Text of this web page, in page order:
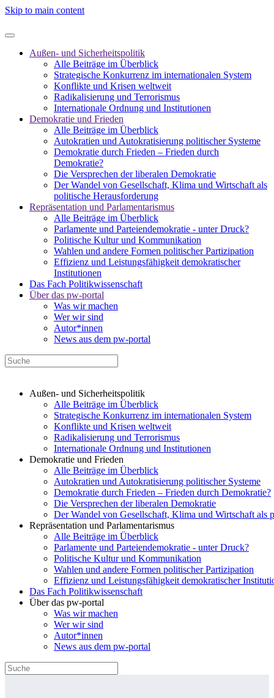
Skip to main content
Außen- und Sicherheitspolitik
Alle Beiträge im Überblick
Strategische Konkurrenz im internationalen System
Konflikte und Krisen weltweit
Radikalisierung und Terrorismus
Internationale Ordnung und Institutionen
Demokratie und Frieden
Alle Beiträge im Überblick
Autokratien und Autokratisierung politischer Systeme
Demokratie durch Frieden – Frieden durch
Demokratie?
Die Versprechen der liberalen Demokratie
Der Wandel von Gesellschaft, Klima und Wirtschaft als
politische Herausforderung
Repräsentation und Parlamentarismus
Alle Beiträge im Überblick
Parlamente und Parteiendemokratie - unter Druck?
Politische Kultur und Kommunikation
Wahlen und andere Formen politischer Partizipation
Effizienz und Leistungsfähigkeit demokratischer
Institutionen
Das Fach Politikwissenschaft
Über das pw-portal
Was wir machen
Wer wir sind
Autor*innen
News aus dem pw-portal
Außen- und Sicherheitspolitik
Alle Beiträge im Überblick
Strategische Konkurrenz im internationalen System
Konflikte und Krisen weltweit
Radikalisierung und Terrorismus
Internationale Ordnung und Institutionen
Demokratie und Frieden
Alle Beiträge im Überblick
Autokratien und Autokratisierung politischer Systeme
Demokratie durch Frieden – Frieden durch Demokratie?
Die Versprechen der liberalen Demokratie
Der Wandel von Gesellschaft, Klima und Wirtschaft als
Repräsentation und Parlamentarismus
Alle Beiträge im Überblick
Parlamente und Parteiendemokratie - unter Druck?
Politische Kultur und Kommunikation
Wahlen und andere Formen politischer Partizipation
Effizienz und Leistungsfähigkeit demokratischer
Das Fach Politikwissenschaft
Über das pw-portal
Was wir machen
Wer wir sind
Autor*innen
News aus dem pw-portal